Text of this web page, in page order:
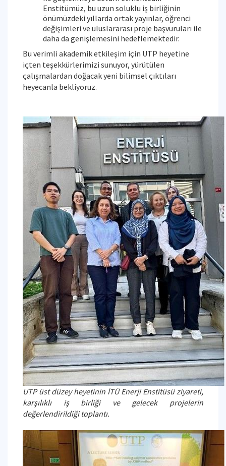
Enstitümüz, bu uzun soluklu iş birliğinin
önümüzdeki yıllarda ortak yayınlar, öğrenci
değişimleri ve uluslararası proje başvuruları ile
daha da genişlemesini hedeflemektedir.
Bu verimli akademik etkileşim için UTP heyetine
içten teşekkürlerimizi sunuyor, yürütülen
çalışmalardan doğacak yeni bilimsel çıktıları
heyecanla bekliyoruz.
UTP üst düzey heyetinin İTÜ Enerji Enstitüsü ziyareti,
karşılıklı iş birliği ve gelecek projelerin
değerlendirildiği toplantı.